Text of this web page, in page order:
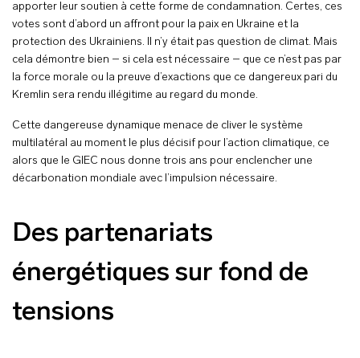
apporter leur soutien à cette forme de condamnation. Certes, ces
votes sont d’abord un affront pour la paix en Ukraine et la
protection des Ukrainiens. Il n’y était pas question de climat. Mais
cela démontre bien – si cela est nécessaire – que ce n’est pas par
la force morale ou la preuve d’exactions que ce dangereux pari du
Kremlin sera rendu illégitime au regard du monde.
Cette dangereuse dynamique menace de cliver le système
multilatéral au moment le plus décisif pour l’action climatique, ce
alors que le GIEC nous donne trois ans pour enclencher une
décarbonation mondiale avec l’impulsion nécessaire.
Des partenariats
énergétiques sur fond de
tensions